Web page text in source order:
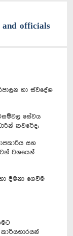
and officials
හා ස්වදේශ
සේවය
කවරේද;
සහ
වශයෙන්
දීමනා ගෙවීම